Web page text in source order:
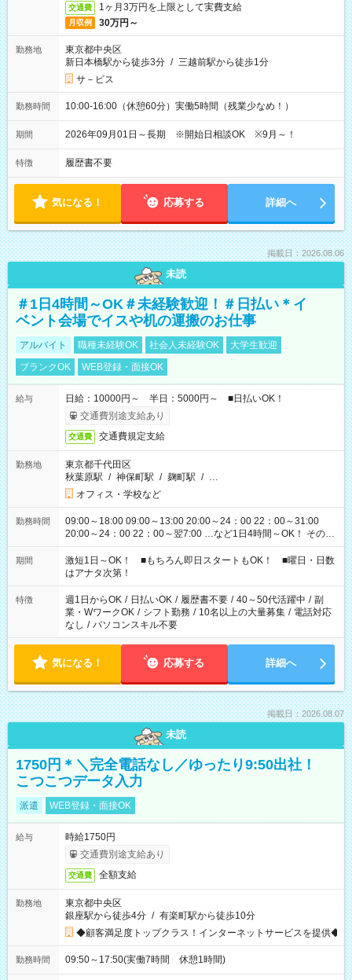
交通費 1ヶ月3万円を上限として実費支給
月収例 30万円～
勤務地
東京都中央区
新日本橋駅から徒歩3分 / 三越前駅から徒歩1分
サ－ビス
勤務時間 10:00-16:00（休憩60分）実働5時間（残業少なめ！）
期間 2026年09月01日～長期 ※開始日相談OK ※9月～！
特徴 履歴書不要
気になる！ 応募する 詳細へ
掲載日：2026.08.06
未読
＃1日4時間～OK＃未経験歓迎！＃日払い＊イ
ベント会場でイスや机の運搬のお仕事
アルバイト 職種未経験OK 社会人未経験OK
大学生歓迎
ブランクOK
WEB登録・面接OK
給与
日給：10000円～ 半日：5000円～ ■日払いOK！
交通費別途支給あり
交通費 交通費規定支給
勤務地
東京都千代田区
秋葉原駅 / 神保町駅 / 麹町駅 / …
オフィス・学校など
勤務時間
09:00～18:00 09:00～13:00 20:00～24：00 22：00～31:00
20:00～24：00 22：00～翌7:00 …など1日4時間～OK！ その他
シフトもございます！ お気軽にご相談ください！
期間
激短1日～OK！ ■もちろん即日スタートもOK！ ■曜日・日数
はアナタ次第！
特徴 週1日からOK / 日払いOK / 履歴書不要 / 40～50代活躍中 / 副
業・WワークOK / シフト勤務 / 10名以上の大量募集 / 電話対応
なし / パソコンスキル不要
気になる！ 応募する 詳細へ
掲載日：2026.08.07
未読
1750円＊＼完全電話なし／ゆったり9:50出社！
こつこつデータ入力
派遣 WEB登録・面接OK
給与
時給1750円
交通費別途支給あり
交通費 全額支給
勤務地
東京都中央区
銀座駅から徒歩4分 / 有楽町駅から徒歩10分
◆顧客満足度トップクラス！インターネットサービスを提供◆
勤務時間 09:50～17:50(実働7時間 休憩1時間)